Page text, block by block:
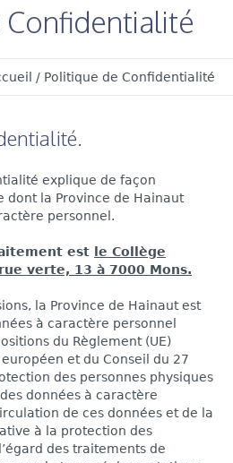
Confidentialité
/ Politique de Confidentialité
explique de façon
dont la Province de Hainaut
personnel.
est
le Collège
verte, 13 à 7000 Mons.
la Province de Hainaut est
à caractère personnel
du Règlement (UE)
et du Conseil du 27
des personnes physiques
données à caractère
de ces données et de la
à la protection des
des traitements de